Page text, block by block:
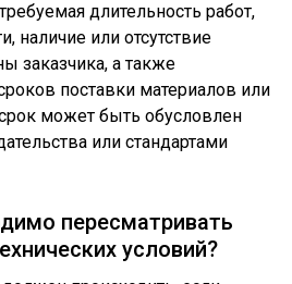
длительность работ,
наличие или отсутствие
заказчика, а также
поставки материалов или
может быть обусловлен
или стандартами
пересматривать
условий?